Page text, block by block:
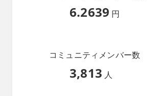
6.2639 円
コミュニティメンバー数
3,813 人